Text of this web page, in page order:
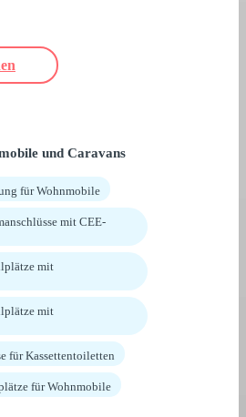
und Caravans
für Wohnmobile
mit CEE-
mit
mit
für Kassettentoiletten
für Wohnmobile